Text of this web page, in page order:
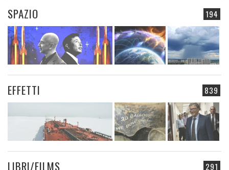
194
SPAZIO
839
EFFETTI
291
LIBRI/FILMS